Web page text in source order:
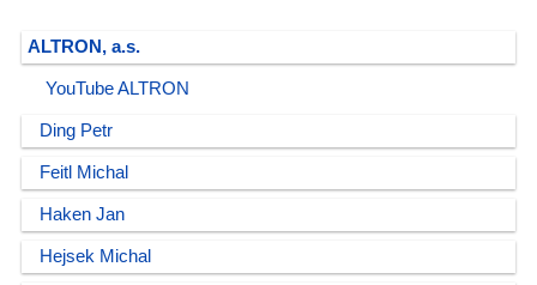
ALTRON, a.s.
YouTube ALTRON
Ding Petr
Feitl Michal
Haken Jan
Hejsek Michal